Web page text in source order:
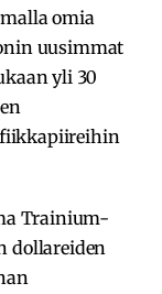
omia
uusimmat
yli 30
Trainium-
dollareiden